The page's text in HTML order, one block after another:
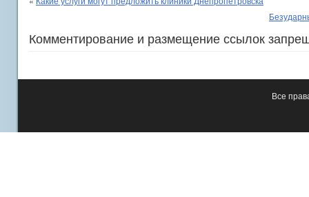
Комментирование и размещение ссылок
Все